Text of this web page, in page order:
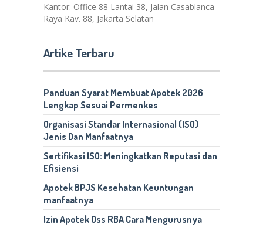
Kantor: Office 88 Lantai 38, Jalan Casablanca
Raya Kav. 88, Jakarta Selatan
Artike Terbaru
Panduan Syarat Membuat Apotek 2026
Lengkap Sesuai Permenkes
Organisasi Standar Internasional (ISO)
Jenis Dan Manfaatnya
Sertifikasi ISO: Meningkatkan Reputasi dan
Efisiensi
Apotek BPJS Kesehatan Keuntungan
manfaatnya
Izin Apotek Oss RBA Cara Mengurusnya